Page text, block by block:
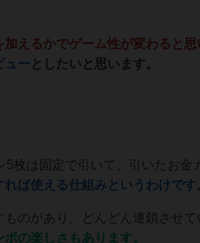
えるかでゲーム性が変わると思
ュー としたいと思います。
枚は固定で引いて、引いたお金
ば使える仕組みというわけです
のがあり、どんどん連鎖させて
ボの楽しさもあります。